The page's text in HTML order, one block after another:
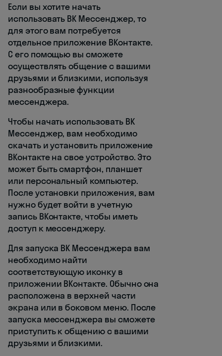
Если вы хотите начать
использовать ВК Мессенджер, то
для этого вам потребуется
отдельное приложение ВКонтакте.
С его помощью вы сможете
осуществлять общение с вашими
друзьями и близкими, используя
разнообразные функции
мессенджера.
Чтобы начать использовать ВК
Мессенджер, вам необходимо
скачать и установить приложение
ВКонтакте на свое устройство. Это
может быть смартфон, планшет
или персональный компьютер.
После установки приложения, вам
нужно будет войти в учетную
запись ВКонтакте, чтобы иметь
доступ к мессенджеру.
Для запуска ВК Мессенджера вам
необходимо найти
соответствующую иконку в
приложении ВКонтакте. Обычно она
расположена в верхней части
экрана или в боковом меню. После
запуска мессенджера вы сможете
приступить к общению с вашими
друзьями и близкими.